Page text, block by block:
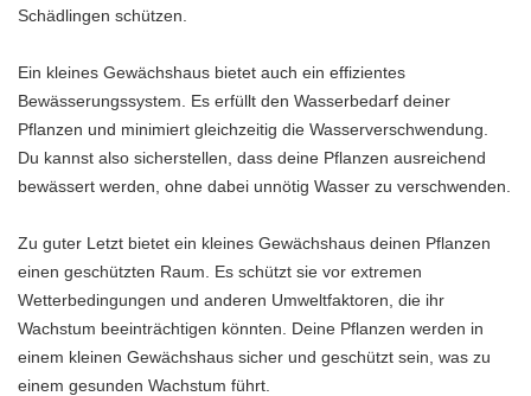
Schädlingen schützen.
Ein kleines Gewächshaus bietet auch ein effizientes
Bewässerungssystem. Es erfüllt den Wasserbedarf deiner
Pflanzen und minimiert gleichzeitig die Wasserverschwendung.
Du kannst also sicherstellen, dass deine Pflanzen ausreichend
bewässert werden, ohne dabei unnötig Wasser zu verschwenden.
Zu guter Letzt bietet ein kleines Gewächshaus deinen Pflanzen
einen geschützten Raum. Es schützt sie vor extremen
Wetterbedingungen und anderen Umweltfaktoren, die ihr
Wachstum beeinträchtigen könnten. Deine Pflanzen werden in
einem kleinen Gewächshaus sicher und geschützt sein, was zu
einem gesunden Wachstum führt.